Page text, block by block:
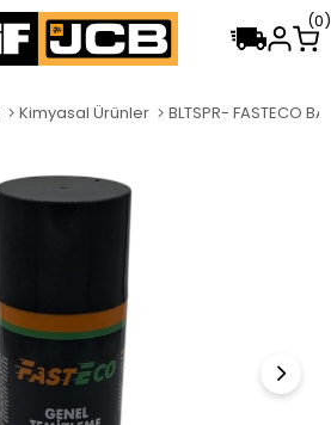
0
Kimyasal Ürünler BLTSPR- FASTECO